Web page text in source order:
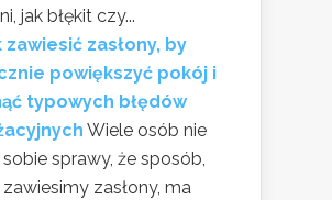
jak błękit czy...
zawiesić zasłony, by
powiększyć pokój i
typowych błędów
Wiele osób nie
sprawy, że sposób,
zasłony, ma